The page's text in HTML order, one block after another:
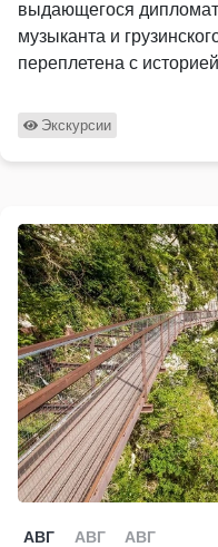
выдающегося
музыканта и
переплетена с
Экскурсии
АВГ АВГ АВГ